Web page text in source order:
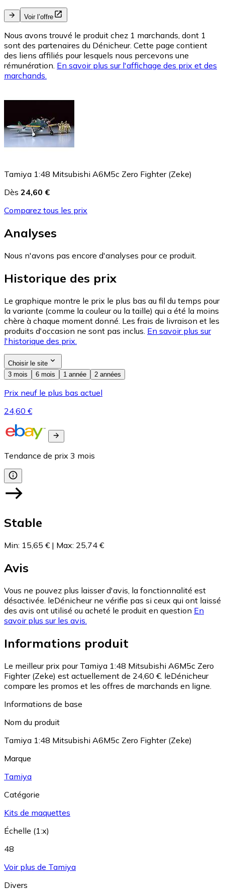
Voir l’offre
Nous avons trouvé le produit chez 1 marchands, dont 1
sont des partenaires du Dénicheur. Cette page contient
des liens affiliés pour lesquels nous percevons une
rémunération. En savoir plus sur l'affichage des prix et des
marchands.
Tamiya 1:48 Mitsubishi A6M5c Zero Fighter (Zeke)
Dès 24,60 €
Comparez tous les prix
Analyses
Nous n'avons pas encore d'analyses pour ce produit.
Historique des prix
Le graphique montre le prix le plus bas au fil du temps pour
la variante (comme la couleur ou la taille) qui a été la moins
chère à chaque moment donné. Les frais de livraison et les
produits d'occasion ne sont pas inclus. En savoir plus sur
l'historique des prix.
Choisir le site
3 mois
6 mois 1 année 2 années
Prix neuf le plus bas actuel
24,60 €
Tendance de prix 3 mois
Stable
Min: 15,65 € | Max: 25,74 €
Avis
Vous ne pouvez plus laisser d'avis, la fonctionnalité est
désactivée. leDénicheur ne vérifie pas si ceux qui ont laissé
des avis ont utilisé ou acheté le produit en question En
savoir plus sur les avis.
Informations produit
Le meilleur prix pour Tamiya 1:48 Mitsubishi A6M5c Zero
Fighter (Zeke) est actuellement de 24,60 €. leDénicheur
compare les promos et les offres de marchands en ligne.
Informations de base
Nom du produit
Tamiya 1:48 Mitsubishi A6M5c Zero Fighter (Zeke)
Marque
Tamiya
Catégorie
Kits de maquettes
Échelle (1:x)
48
Voir plus de Tamiya
Divers